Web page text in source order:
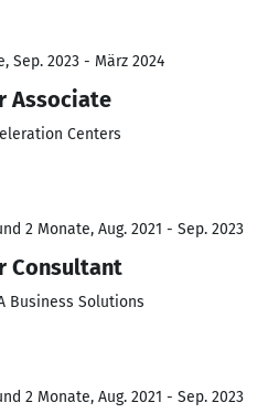
Sep. 2023 - März 2024
Associate
Centers
2 Monate, Aug. 2021 - Sep. 2023
Consultant
Business Solutions
2 Monate, Aug. 2021 - Sep. 2023